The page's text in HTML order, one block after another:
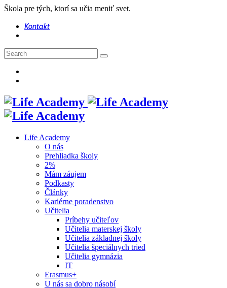
Škola pre tých, ktorí sa učia meniť svet.
Kontakt
Life Academy
O nás
Prehliadka školy
2%
Mám záujem
Podkasty
Články
Kariérne poradenstvo
Učitelia
Príbehy učiteľov
Učitelia materskej školy
Učitelia základnej školy
Učitelia špeciálnych tried
Učitelia gymnázia
IT
Erasmus+
U nás sa dobro násobí